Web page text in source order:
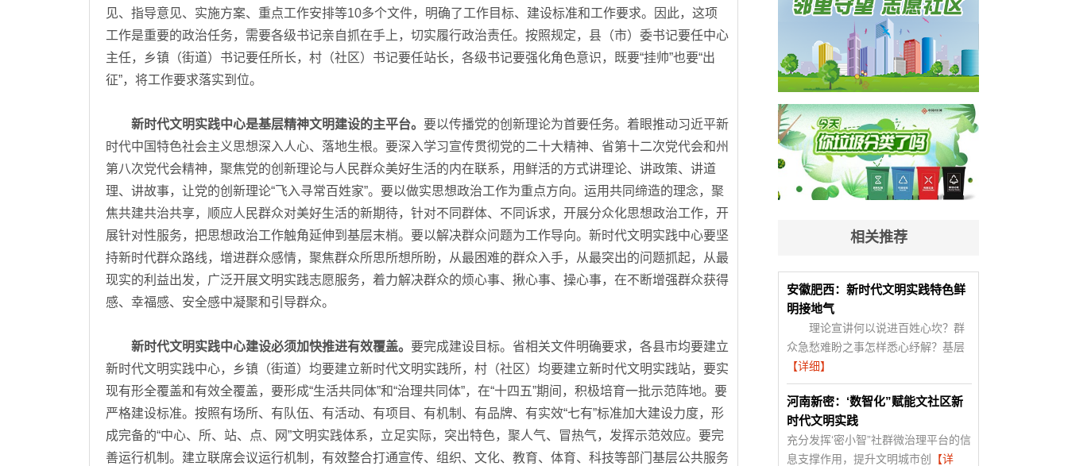
见、指导意见、实施方案、重点工作安排等10多个文件，明确了工作目标、建设标准和工作要求。因此，这项
工作是重要的政治任务，需要各级书记亲自抓在手上，切实履行政治责任。按照规定，县（市）委书记要任中心
主任，乡镇（街道）书记要任所长，村（社区）书记要任站长，各级书记要强化角色意识，既要“挂帅”也要“出
征”，将工作要求落实到位。
新时代文明实践中心是基层精神文明建设的主平台。 要以传播党的创新理论为首要任务。着眼推动习近平新
时代中国特色社会主义思想深入人心、落地生根。要深入学习宣传贯彻党的二十大精神、省第十二次党代会和州
第八次党代会精神，聚焦党的创新理论与人民群众美好生活的内在联系，用鲜活的方式讲理论、讲政策、讲道
理、讲故事，让党的创新理论“飞入寻常百姓家”。要以做实思想政治工作为重点方向。运用共同缔造的理念，聚
焦共建共治共享，顺应人民群众对美好生活的新期待，针对不同群体、不同诉求，开展分众化思想政治工作，开
展针对性服务，把思想政治工作触角延伸到基层末梢。要以解决群众问题为工作导向。新时代文明实践中心要坚
持新时代群众路线，增进群众感情，聚焦群众所思所想所盼，从最困难的群众入手，从最突出的问题抓起，从最
现实的利益出发，广泛开展文明实践志愿服务，着力解决群众的烦心事、揪心事、操心事，在不断增强群众获得
感、幸福感、安全感中凝聚和引导群众。
新时代文明实践中心建设必须加快推进有效覆盖。 要完成建设目标。省相关文件明确要求，各县市均要建立
新时代文明实践中心，乡镇（街道）均要建立新时代文明实践所，村（社区）均要建立新时代文明实践站，要实
现有形全覆盖和有效全覆盖，要形成“生活共同体”和“治理共同体”，在“十四五”期间，积极培育一批示范阵地。要
严格建设标准。按照有场所、有队伍、有活动、有项目、有机制、有品牌、有实效“七有”标准加大建设力度，形
成完备的“中心、所、站、点、网”文明实践体系，立足实际，突出特色，聚人气、冒热气，发挥示范效应。要完
善运行机制。建立联席会议运行机制，有效整合打通宣传、组织、文化、教育、体育、科技等部门基层公共服务
相关推荐
安徽肥西：新时代文明实践特色鲜
明接地气
理论宣讲何以说进百姓心坎？群
众急愁难盼之事怎样悉心纾解？基层
【详细】
河南新密：‘数智化”赋能文社区新
时代文明实践
充分发挥‘密小智”社群微治理平台的信
息支撑作用，提升文明城市创
【详